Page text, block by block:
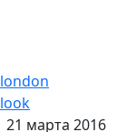
london
look
21 марта 2016